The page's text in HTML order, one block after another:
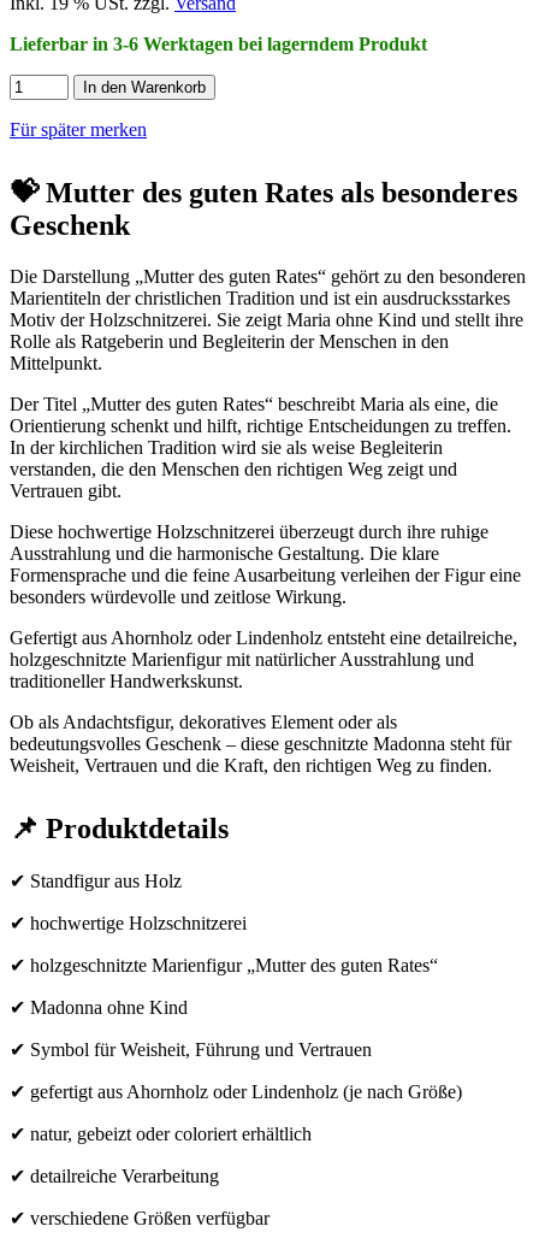
Lieferbar in 3-6 Werktagen bei lagerndem Produkt
In den Warenkorb
Für später merken
💝 Mutter des guten Rates als besonderes
Geschenk
Die Darstellung „Mutter des guten Rates“ gehört zu den besonderen
Marientiteln der christlichen Tradition und ist ein ausdrucksstarkes
Motiv der Holzschnitzerei. Sie zeigt Maria ohne Kind und stellt ihre
Rolle als Ratgeberin und Begleiterin der Menschen in den
Mittelpunkt.
Der Titel „Mutter des guten Rates“ beschreibt Maria als eine, die
Orientierung schenkt und hilft, richtige Entscheidungen zu treffen.
In der kirchlichen Tradition wird sie als weise Begleiterin
verstanden, die den Menschen den richtigen Weg zeigt und
Vertrauen gibt.
Diese hochwertige Holzschnitzerei überzeugt durch ihre ruhige
Ausstrahlung und die harmonische Gestaltung. Die klare
Formensprache und die feine Ausarbeitung verleihen der Figur eine
besonders würdevolle und zeitlose Wirkung.
Gefertigt aus Ahornholz oder Lindenholz entsteht eine detailreiche,
holzgeschnitzte Marienfigur mit natürlicher Ausstrahlung und
traditioneller Handwerkskunst.
Ob als Andachtsfigur, dekoratives Element oder als
bedeutungsvolles Geschenk – diese geschnitzte Madonna steht für
Weisheit, Vertrauen und die Kraft, den richtigen Weg zu finden.
📌 Produktdetails
✔ Standfigur aus Holz
✔ hochwertige Holzschnitzerei
✔ holzgeschnitzte Marienfigur „Mutter des guten Rates“
✔ Madonna ohne Kind
✔ Symbol für Weisheit, Führung und Vertrauen
✔ gefertigt aus Ahornholz oder Lindenholz (je nach Größe)
✔ natur, gebeizt oder coloriert erhältlich
✔ detailreiche Verarbeitung
✔ verschiedene Größen verfügbar